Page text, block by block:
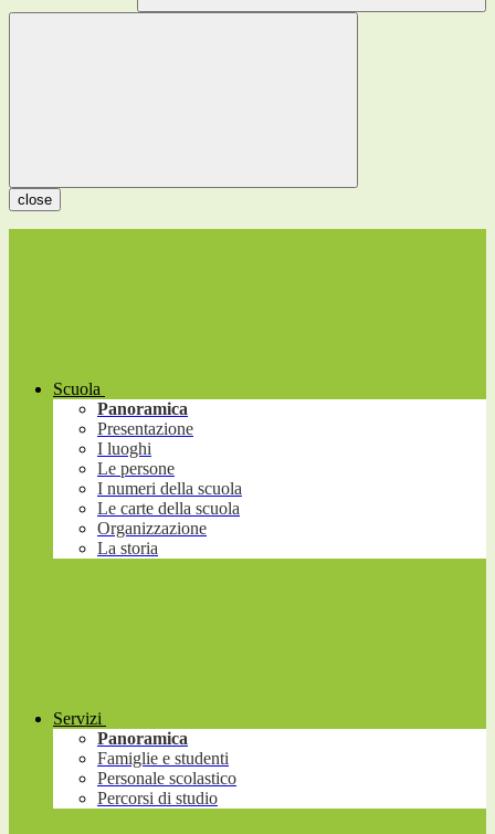
close
Scuola
Panoramica
Presentazione
I luoghi
Le persone
I numeri della scuola
Le carte della scuola
Organizzazione
La storia
Servizi
Panoramica
Famiglie e studenti
Personale scolastico
Percorsi di studio